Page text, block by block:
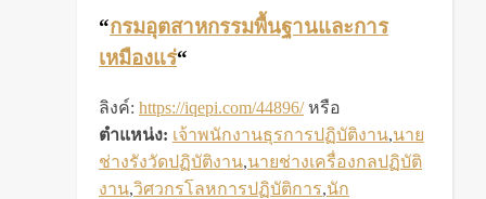
“กรมอุตสาหกรรมพื้นฐานและการ
เหมืองแร่“
ลิงค์: https://iqepi.com/44896/หรือ
ตำแหน่ง: เจ้าพนักงานธุรการปฏิบัติงาน,นาย
ช่างรังวัดปฏิบัติงาน,นายช่างเครื่องกลปฏิบัติ
งาน,วิศวกรโลหการปฏิบัติการ,นัก